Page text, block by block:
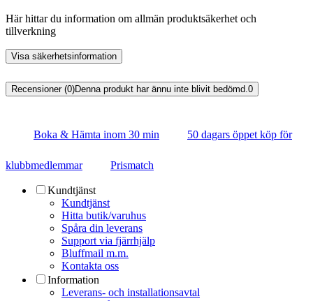
Här hittar du information om allmän produktsäkerhet och
tillverkning
Visa säkerhetsinformation
Recensioner (0)Denna produkt har ännu inte blivit bedömd.0
Boka & Hämta inom 30 min 50 dagars öppet köp för
klubbmedlemmar Prismatch
Kundtjänst
Kundtjänst
Hitta butik/varuhus
Spåra din leverans
Support via fjärrhjälp
Bluffmail m.m.
Kontakta oss
Information
Leverans- och installationsavtal